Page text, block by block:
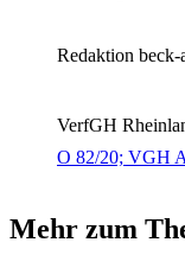
Redaktion beck-
VerfGH
O 82/20; VGH
Mehr zum